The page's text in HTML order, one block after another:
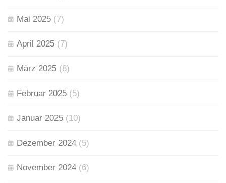
Mai 2025 (7)
April 2025 (7)
März 2025 (8)
Februar 2025 (5)
Januar 2025 (10)
Dezember 2024 (5)
November 2024 (6)